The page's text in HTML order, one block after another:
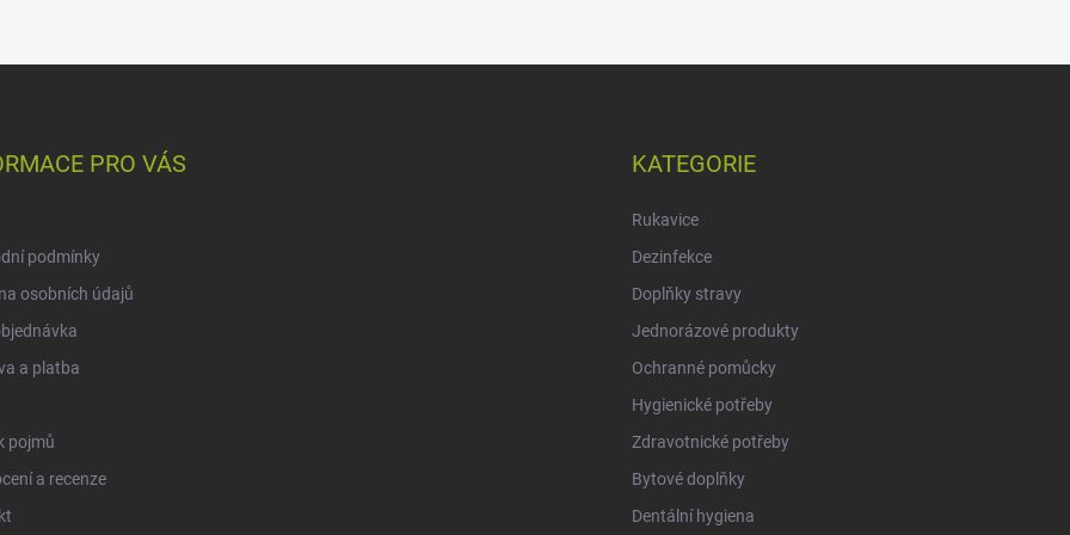
PRO VÁS
podmínky
osobních údajů
a platba
pojmů
a recenze
KATEGORIE
Rukavice
Dezinfekce
Doplňky stravy
Jednorázové produkty
Ochranné pomůcky
Hygienické potřeby
Zdravotnické potřeby
Bytové doplňky
Dentální hygiena